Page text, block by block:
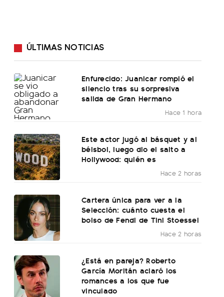
ÚLTIMAS NOTICIAS
Enfurecido: Juanicar rompió el
silencio tras su sorpresiva
salida de Gran Hermano
Hace 1 hora
Este actor jugó al básquet y al
béisbol, luego dio el salto a
Hollywood: quién es
Hace 2 horas
Cartera única para ver a la
Selección: cuánto cuesta el
bolso de Fendi de Tini Stoessel
Hace 2 horas
¿Está en pareja? Roberto
García Moritán aclaró los
romances a los que fue
vinculado